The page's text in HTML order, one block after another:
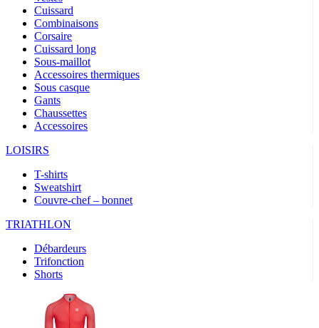
Cuissard
Combinaisons
Corsaire
Cuissard long
Sous-maillot
Accessoires thermiques
Sous casque
Gants
Chaussettes
Accessoires
LOISIRS
T-shirts
Sweatshirt
Couvre-chef – bonnet
TRIATHLON
Débardeurs
Trifonction
Shorts